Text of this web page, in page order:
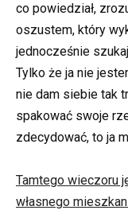
co powiedział,
oszustem, który
jednocześnie
Tylko że ja nie
nie dam siebie tak
spakować swoje
zdecydować, to ja
Tamtego wieczoru
własnego